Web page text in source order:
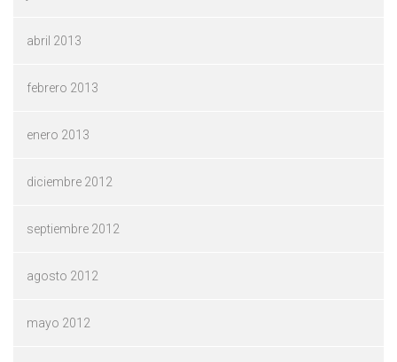
abril 2013
febrero 2013
enero 2013
diciembre 2012
septiembre 2012
agosto 2012
mayo 2012